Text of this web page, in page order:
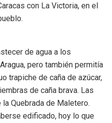
con La Victoria, en el
de agua a los
pero también permitía
trapiche de caña de azúcar,
de caña brava. Las
Quebrada de Maletero.
edificado, hoy lo que